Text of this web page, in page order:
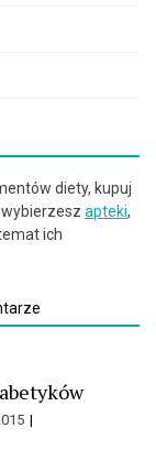
diety, kupuj
apteki,
ich